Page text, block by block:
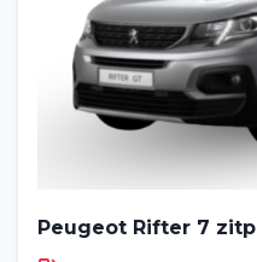
Peugeot Rifter 7